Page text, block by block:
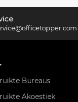
Bureaus
Akoestiek